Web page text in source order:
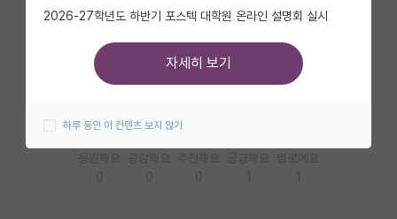
미국 유학 게시판
미국 대학원 합격 후기 게시판
대학원 합격 후기 게시판
2026-27학년도 하반기 포스텍 대학원 온라인 설명회 실시
자세히 보기
하루 동안 이 컨텐츠 보지 않기